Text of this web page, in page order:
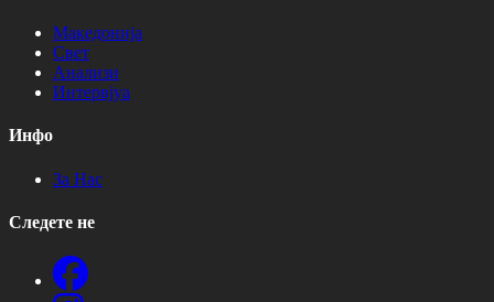
Македонија
Свет
Анализи
Интервјуа
Инфо
За Нас
Следете не